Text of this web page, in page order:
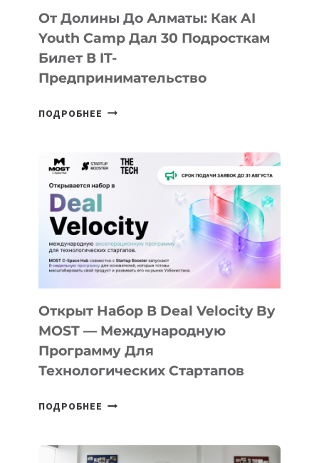
От Долины До Алматы: Как AI
Youth Camp Дал 30 Подросткам
Билет В IT-
Предпринимательство
ПОДРОБНЕЕ ОТ
АЛМАТЫ:
КАК
AI
YOUTH
CAMP
ДАЛ
30
ПОДРОСТКАМ
БИЛЕТ
В
ПРЕДПРИНИМАТЕЛЬСТВО
Открыт Набор В Deal Velocity By
MOST — Международную
Программу Для
Технологических Стартапов
ПОДРОБНЕЕ ОТКРЫТ
DEAL